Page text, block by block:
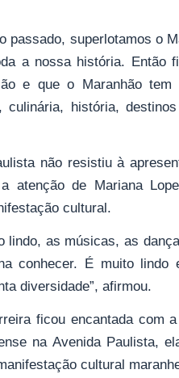
passado, superlotamos o
a nossa história. Então
e que o Maranhão
história,
não resistiu à
atenção de Mariana
cultural.
lindo, as músicas, as
conhecer. É muito lindo
diversidade”, afirmou.
ficou encantada com
na Avenida Paulista,
cultural